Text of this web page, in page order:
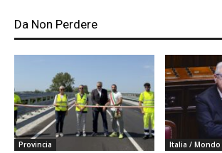
Da Non Perdere
Provincia Italia / Mondo